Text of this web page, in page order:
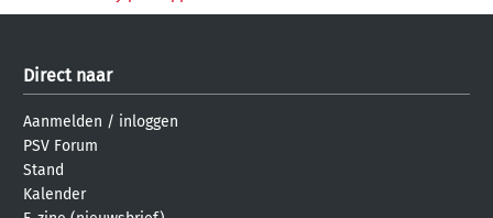
Direct naar
Aanmelden / inloggen
PSV Forum
Stand
Kalender